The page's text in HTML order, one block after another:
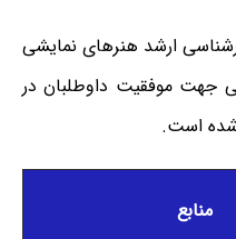
ارشد هنرهای نمایشی
جهت موفقیت داوطلبان در
شده است.
منابع